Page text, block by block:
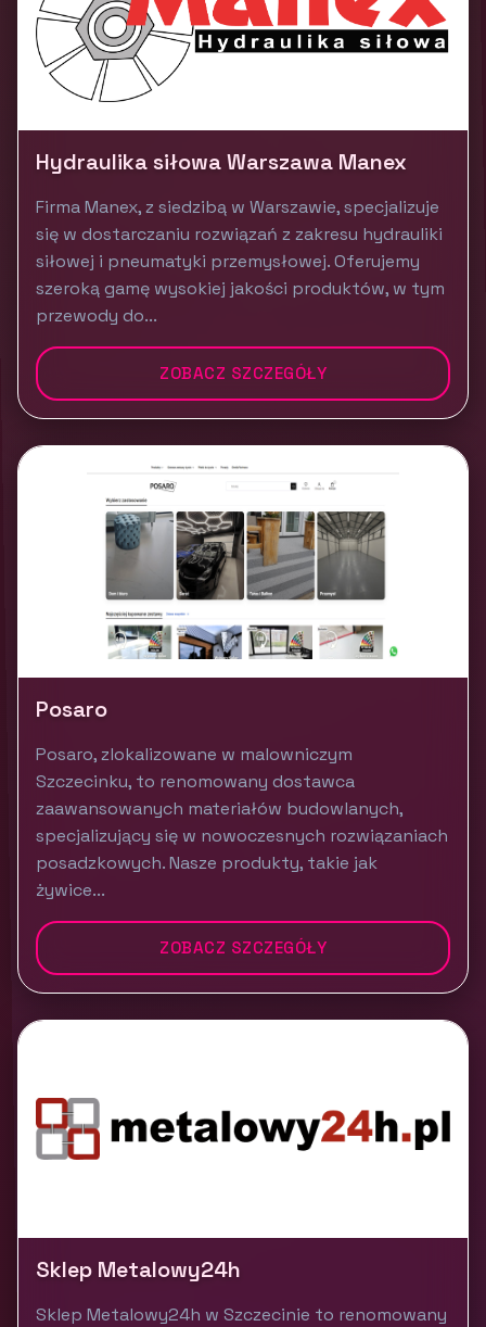
Hydraulika siłowa Warszawa Manex
Firma Manex, z siedzibą w Warszawie, specjalizuje
się w dostarczaniu rozwiązań z zakresu hydrauliki
siłowej i pneumatyki przemysłowej. Oferujemy
szeroką gamę wysokiej jakości produktów, w tym
przewody do...
ZOBACZ SZCZEGÓŁY
Posaro
Posaro, zlokalizowane w malowniczym
Szczecinku, to renomowany dostawca
zaawansowanych materiałów budowlanych,
specjalizujący się w nowoczesnych rozwiązaniach
posadzkowych. Nasze produkty, takie jak
żywice...
ZOBACZ SZCZEGÓŁY
Sklep Metalowy24h
Sklep Metalowy24h w Szczecinie to renomowany